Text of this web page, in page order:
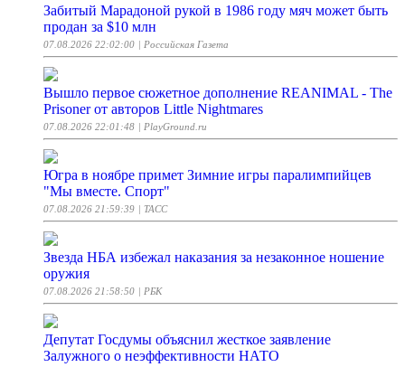
Забитый Марадоной рукой в 1986 году мяч может быть
продан за $10 млн
07.08.2026 22:02:00 | Российская Газета
Вышло первое сюжетное дополнение REANIMAL - The
Prisoner от авторов Little Nightmares
07.08.2026 22:01:48 | PlayGround.ru
Югра в ноябре примет Зимние игры паралимпийцев
"Мы вместе. Спорт"
07.08.2026 21:59:39 | ТАСС
Звезда НБА избежал наказания за незаконное ношение
оружия
07.08.2026 21:58:50 | РБК
Депутат Госдумы объяснил жесткое заявление
Залужного о неэффективности НАТО